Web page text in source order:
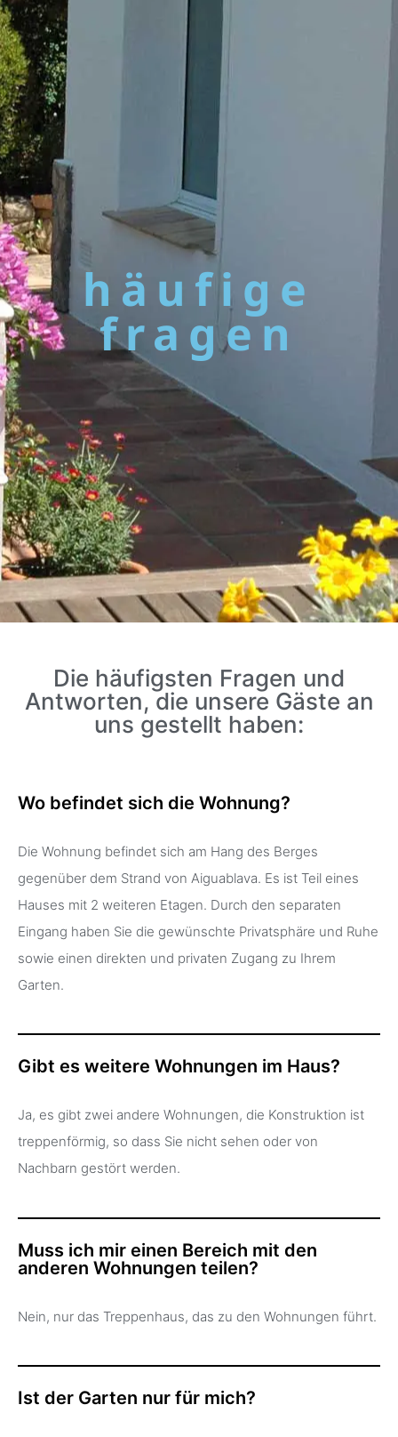
häufige
fragen
Die häufigsten Fragen und
Antworten, die unsere Gäste an
uns gestellt haben:
Wo befindet sich die Wohnung?
Die Wohnung befindet sich am Hang des Berges
gegenüber dem Strand von Aiguablava. Es ist Teil eines
Hauses mit 2 weiteren Etagen. Durch den separaten
Eingang haben Sie die gewünschte Privatsphäre und Ruhe
sowie einen direkten und privaten Zugang zu Ihrem
Garten.
Gibt es weitere Wohnungen im Haus?
Ja, es gibt zwei andere Wohnungen, die Konstruktion ist
treppenförmig, so dass Sie nicht sehen oder von
Nachbarn gestört werden.
Muss ich mir einen Bereich mit den
anderen Wohnungen teilen?
Nein, nur das Treppenhaus, das zu den Wohnungen führt.
Ist der Garten nur für mich?